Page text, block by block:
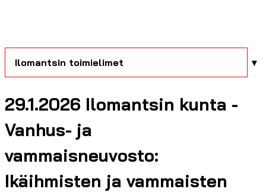
Ilomantsin toimielimet
29.1.2026 Ilomantsin kunta -
Vanhus- ja
vammaisneuvosto:
Ikäihmisten ja vammaisten